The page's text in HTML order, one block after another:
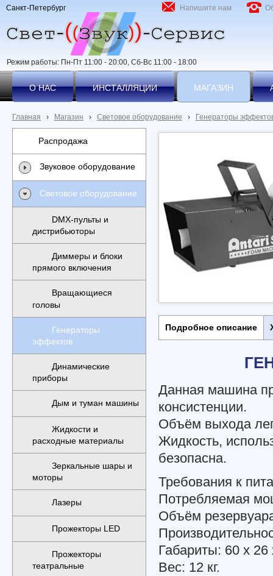
Режим работы: Пн-Пт 11:00 - 20:00, Сб-Вс 11:00 - 18:00
Напишите нам
Санкт-Петербург
О НАС ИНСТАЛЛЯЦИИ МАГАЗИН
Главная › Магазин › Световое оборудование › Генераторы
Распродажа
Звуковое оборудование
Световое оборудование
DMX-пульты и
дистрибьюторы
Диммеры и блоки
прямого включения
Вращающиеся
головы
Генераторы
эффектов
Динамические
приборы
Дым и туман машины
Жидкости и
расходные материалы
Зеркальные шары и
моторы
Лазеры
Прожекторы LED
Прожекторы
театральные
Подробное описание
Данная машина
консистенции.
Объём выхода
Жидкость,
безопасна.
Требования к
Потребляемая
Объём
Габариты: 60 x 26
Вес: 12 кг.